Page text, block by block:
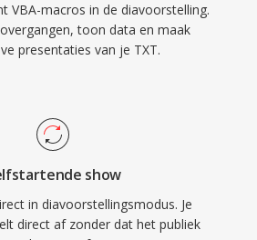
VBA-macros in de diavoorstelling.
toon data en maak
presentaties van je TXT.
show
in diavoorstellingsmodus. Je
direct af zonder dat het publiek